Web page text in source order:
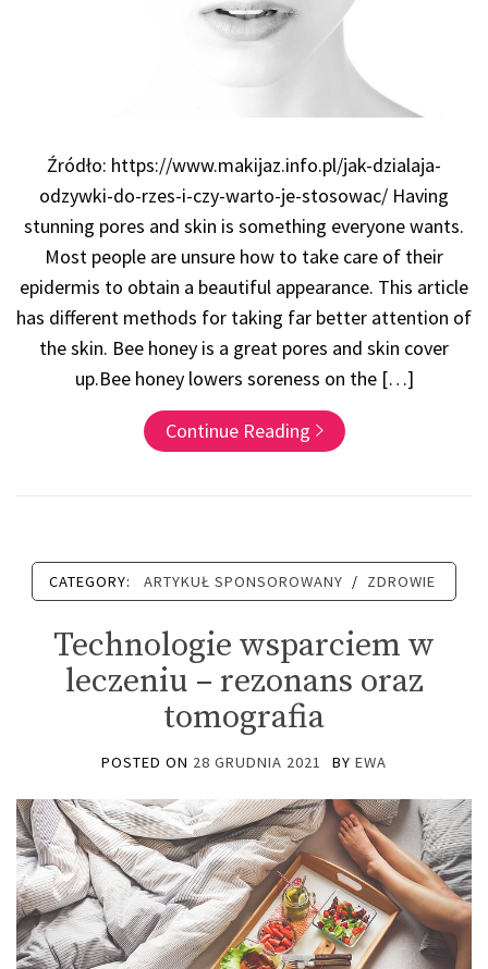
Źródło: https://www.makijaz.info.pl/jak-dzialaja-
odzywki-do-rzes-i-czy-warto-je-stosowac/ Having
stunning pores and skin is something everyone wants.
Most people are unsure how to take care of their
epidermis to obtain a beautiful appearance. This article
has different methods for taking far better attention of
the skin. Bee honey is a great pores and skin cover
up.Bee honey lowers soreness on the […]
Continue Reading
CATEGORY: ARTYKUŁ SPONSOROWANY / ZDROWIE
Technologie wsparciem w
leczeniu – rezonans oraz
tomografia
POSTED ON 28 GRUDNIA 2021 BY EWA